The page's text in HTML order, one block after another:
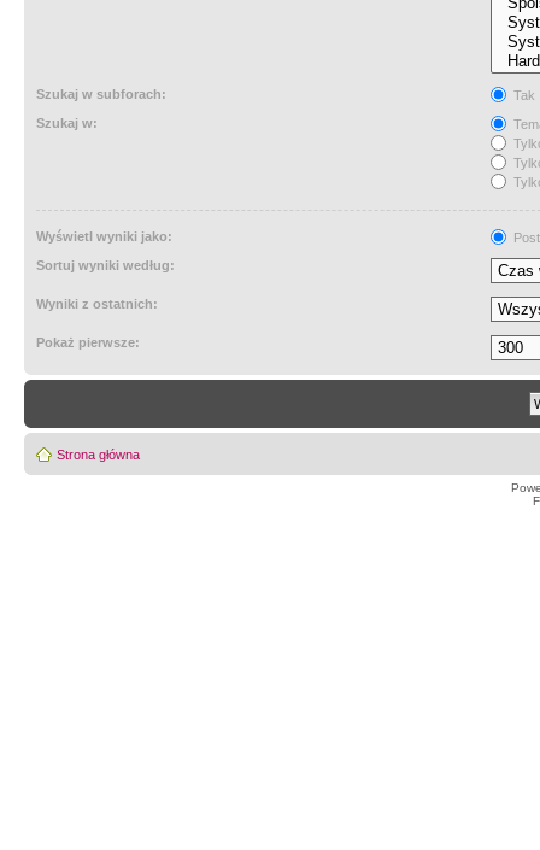
Szukaj w subforach:
Tak
Szukaj w:
Wyświetl wyniki jako:
Sortuj wyniki według:
Wyniki z ostatnich:
Pokaż pierwsze:
Strona główna